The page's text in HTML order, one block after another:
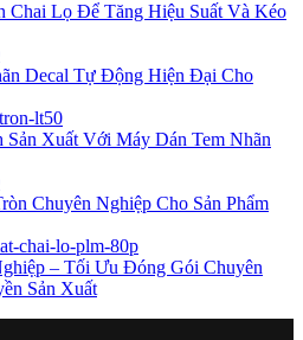
Chai Lọ Để Tăng Hiệu Suất Và Kéo
Decal Tự Động Hiện Đại Cho
Xuất Với Máy Dán Tem Nhãn
Chuyên Nghiệp Cho Sản Phẩm
– Tối Ưu Đóng Gói Chuyên
Sản Xuất